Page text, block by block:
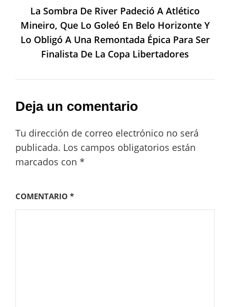
La Sombra De River Padeció A Atlético
Mineiro, Que Lo Goleó En Belo Horizonte Y
Lo Obligó A Una Remontada Épica Para Ser
Finalista De La Copa Libertadores
Deja un comentario
Tu dirección de correo electrónico no será
publicada. Los campos obligatorios están
marcados con *
COMENTARIO *